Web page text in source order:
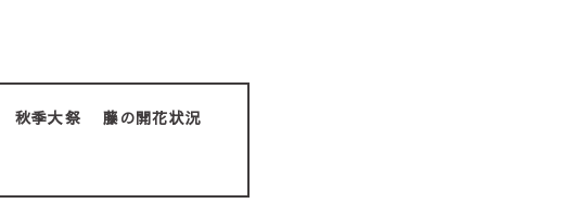
秋季大祭 藤の開花状況